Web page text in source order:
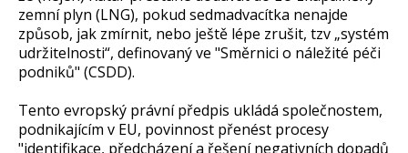
zemní plyn (LNG), pokud sedmadvacítka nenajde
způsob, jak zmírnit, nebo ještě lépe zrušit, tzv „systém
udržitelnosti“, definovaný ve "Směrnici o náležité péči
podniků" (CSDD).
Tento evropský právní předpis ukládá společnostem,
podnikajícím v EU, povinnost přenést procesy
"identifikace, předcházení a řešení negativních dopadů